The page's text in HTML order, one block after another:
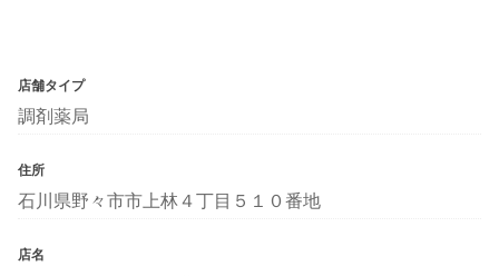
店舗タイプ
調剤薬局
住所
石川県野々市市上林４丁目５１０番地
店名